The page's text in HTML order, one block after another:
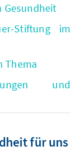
Gesundheit
Stiftung im
Thema
und
für uns